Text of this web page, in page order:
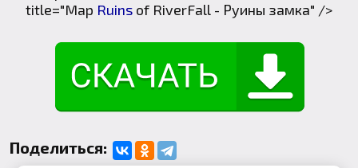
title="Map Ruins of RiverFall - Руины замка" />
Поделиться: